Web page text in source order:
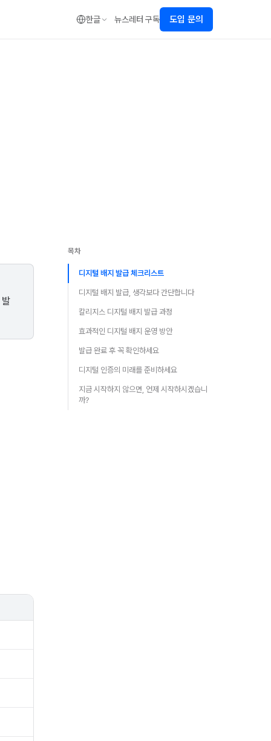
한글 뉴스레터 구독 도입 문의
목차
디지털 배지 발급 체크리스트
디지털 배지 발급, 생각보다 간단합니다
칼리지스 디지털 배지 발급 과정
효과적인 디지털 배지 운영 방안
발급 완료 후 꼭 확인하세요
디지털 인증의 미래를 준비하세요
지금 시작하지 않으면, 언제 시작하시겠습니
까?